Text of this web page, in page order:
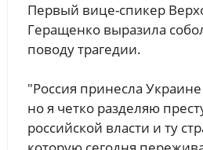
Первый вице-спикер
Геращенко выразила
поводу трагедии.
"Россия принесла
но я четко разделяю
российской власти и ту